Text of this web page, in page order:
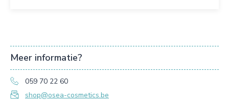
Meer informatie?
059 70 22 60
shop@osea-cosmetics.be